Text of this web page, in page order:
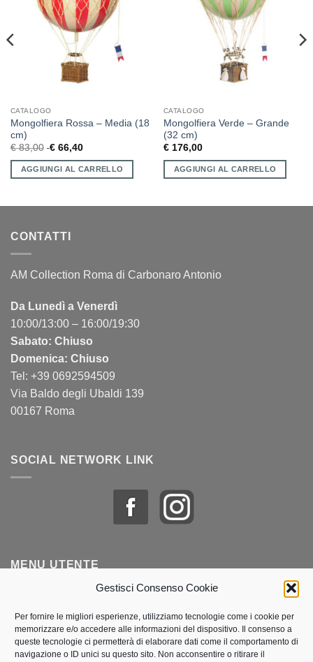
Gestisci Consenso Cookie
Per fornire le migliori esperienze, utilizziamo tecnologie come i cookie per
memorizzare e/o accedere alle informazioni del dispositivo. Il consenso a
queste tecnologie ci permetterà di elaborare dati come il comportamento di
navigazione o ID unici su questo sito. Non acconsentire o ritirare il
CATALOGO
Mongolfiera Rossa – Media (18
cm)
€83,00 €66,40
AGGIUNGI AL CARRELLO
CATALOGO
Mongolfiera Verde – Grande
(32 cm)
€176,00
AGGIUNGI AL CARRELLO
CONTATTI
AM Collection Roma di Carbonaro Antonio
Da Lunedì a Venerdì
10:00/13:00 – 16:00/19:30
Sabato: Chiuso
Domenica: Chiuso
Tel: +39 0692594509
Via Baldo degli Ubaldi 139
00167 Roma
SOCIAL NETWORK LINK
MENU UTENTE
Lista dei desideri
Politica dei cookie (UE)